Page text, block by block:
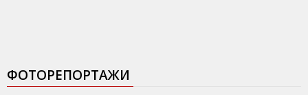
ФОТОРЕПОРТАЖИ